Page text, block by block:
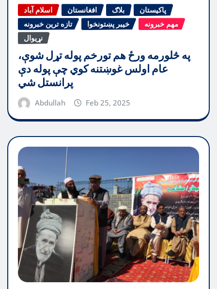
اسلام آباد افغانستان بلاګ
پاکیستان
تازه ترین خبرونه
خیبر پښتونخوا
مهم خبرونه
نړیوال
په څلورمه ورځ هم تورخم پوله تړل شوې،
عام اولس غوښتنه کوي چې پوله دې
پرانستل شي
Abdullah Feb 25, 2025